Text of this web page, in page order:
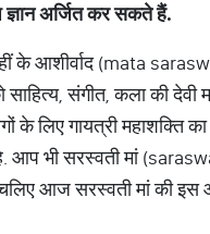
अर्जित कर सकते हैं.
के आशीर्वाद (mata
संगीत, कला की देवी
के लिए गायत्री महाशक्ति
आप भी सरस्वती मां
चलिए आज सरस्वती मां की